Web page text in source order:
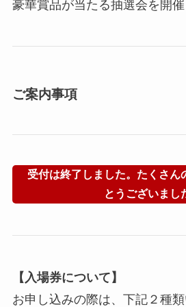
豪華賞品が当たる抽選会を開催
ご案内事項
受付は終了しました。たくさん
とうございまし
【入場券について】
お申し込みの際は、下記２種